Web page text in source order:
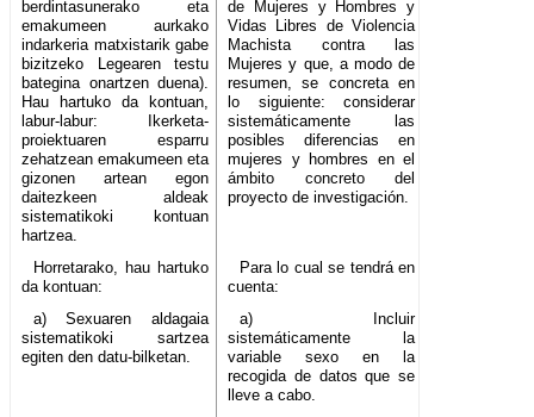
berdintasunerako eta
emakumeen aurkako
indarkeria matxistarik gabe
bizitzeko Legearen testu
bategina onartzen duena).
Hau hartuko da kontuan,
labur-labur: Ikerketa-
proiektuaren esparru
zehatzean emakumeen eta
gizonen artean egon
daitezkeen aldeak
sistematikoki kontuan
hartzea.
de Mujeres y Hombres y
Vidas Libres de Violencia
Machista contra las
Mujeres y que, a modo de
resumen, se concreta en
lo siguiente: considerar
sistemáticamente las
posibles diferencias en
mujeres y hombres en el
ámbito concreto del
proyecto de investigación.
Horretarako, hau hartuko
da kontuan:
Para lo cual se tendrá en
cuenta:
a) Sexuaren aldagaia
sistematikoki sartzea
egiten den datu-bilketan.
a) Incluir
sistemáticamente la
variable sexo en la
recogida de datos que se
lleve a cabo.